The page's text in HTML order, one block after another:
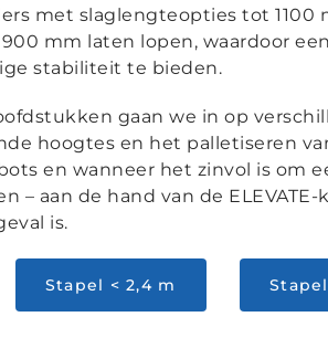
met slaglengteopties tot 1100
mm laten lopen, waardoor
stabiliteit te bieden.
gaan we in op
hoogtes en het palletiseren
en wanneer het zinvol is om
– aan de hand van de
is.
Stapel < 2,4 m